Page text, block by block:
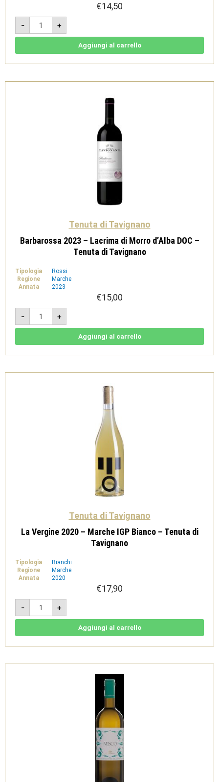
€14,50
-
Rosato
2024
-
Marche
Tenuta
quantità
+
Aggiungi al carrello
Tenuta di Tavignano
Barbarossa 2023 – Lacrima di Morro d’Alba DOC –
Tenuta di Tavignano
Tipologia
Rossi
Regione
Marche
Annata
2023
€15,00
-
Barbarossa
2023
-
Lacrima
DOC
di
+
Aggiungi al carrello
Tenuta di Tavignano
La Vergine 2020 – Marche IGP Bianco – Tenuta di
Tavignano
Tipologia
Bianchi
Regione
Marche
Annata
2020
€17,90
-
La
Vergine
2020
-
-
Tavignano
+
Aggiungi al carrello